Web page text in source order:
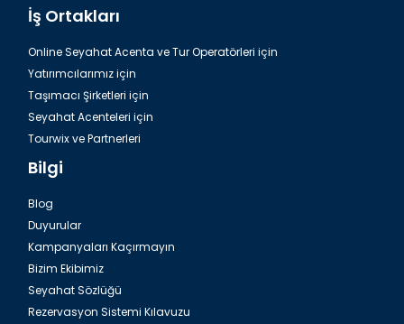
İş Ortakları
Online Seyahat Acenta ve Tur Operatörleri için
Yatırımcılarımız için
Taşımacı Şirketleri için
Seyahat Acenteleri için
Tourwix ve Partnerleri
Bilgi
Blog
Duyurular
Kampanyaları Kaçırmayın
Bizim Ekibimiz
Seyahat Sözlüğü
Rezervasyon Sistemi Kılavuzu